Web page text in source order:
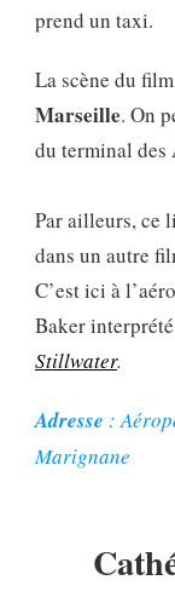
prend un taxi.
La scène du
Marseille. On
du terminal des
Par ailleurs, ce
dans un autre
C’est ici à
Baker
Stillwater.
Adresse :
Marignane